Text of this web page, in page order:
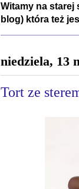
Witamy na starej
blog) która też
niedziela, 13
Tort ze